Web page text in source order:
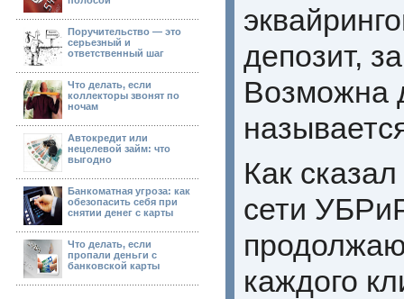
Поручительство — это
серьезный и
ответственный шаг
Что делать, если
коллекторы звонят по
ночам
Автокредит или
нецелевой займ: что
выгодно
Банкоматная угроза: как
обезопасить себя при
снятии денег с карты
Что делать, если
пропали деньги с
банковской карты
депозит,
Возможна
Как
сети
каждого